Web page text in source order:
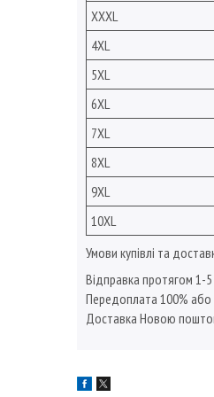
XXXL
4XL
5XL
6XL
7XL
8XL
9XL
10XL
Умови купівлі та
Відправка протягом 1-5
Передоплата 100% або
Доставка Новою